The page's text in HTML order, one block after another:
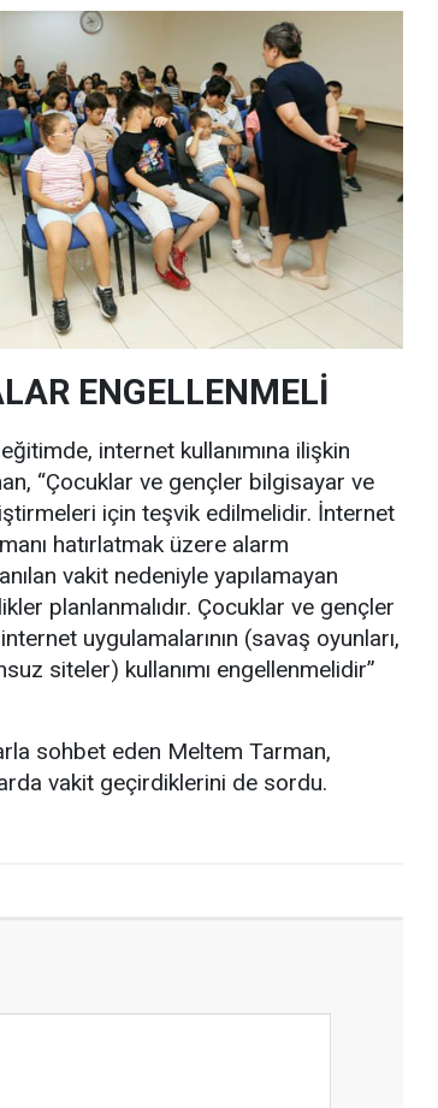
ENGELLENMELİ
internet kullanımına ilişkin
“Çocuklar ve gençler bilgisayar ve
için teşvik edilmelidir. İnternet
hatırlatmak üzere alarm
vakit nedeniyle yapılamayan
planlanmalıdır. Çocuklar ve gençler
uygulamalarının (savaş oyunları,
siteler) kullanımı engellenmelidir”
sohbet eden Meltem Tarman,
vakit geçirdiklerini de sordu.